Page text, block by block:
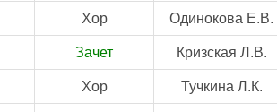
Хор Одинокова Е.В.
Зачет Кризская Л.В.
Хор Тучкина Л.К.